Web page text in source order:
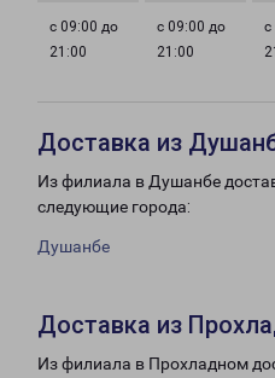
с 09:00 до
21:00
с 09:00 до
21:00
с
Доставка из
Из филиала в Душанбе
следующие города:
Душанбе
Доставка из
Из филиала в Прохладном